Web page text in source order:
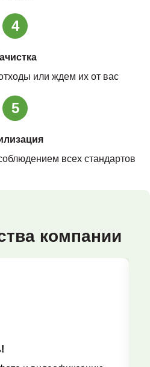
4
или ждем их от вас
5
всех стандартов
компании